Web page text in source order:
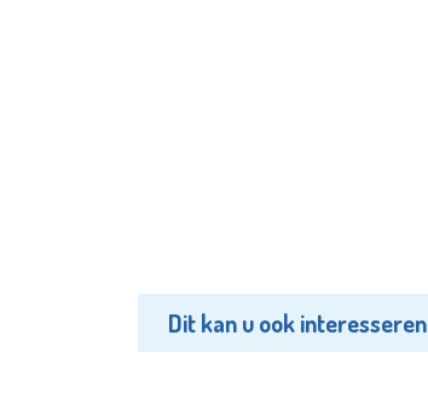
Dit kan u ook interesseren